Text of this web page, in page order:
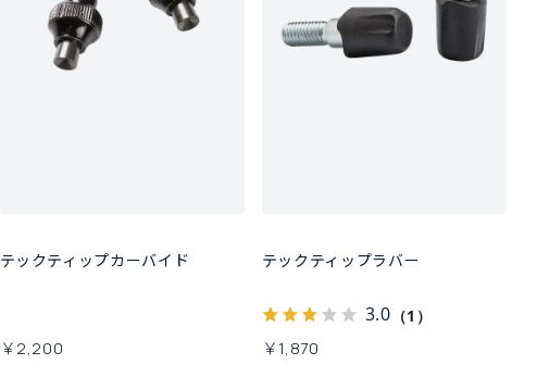
テックティップカーバイド
￥2,200
テックティップラバー
3.0 （1）
￥1,870